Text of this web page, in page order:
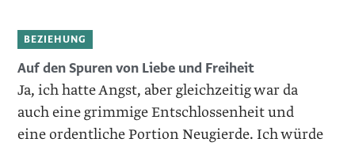
BEZIEHUNG
Auf den Spuren von Liebe und Freiheit
Ja, ich hatte Angst, aber gleichzeitig war da
auch eine grimmige Entschlossenheit und
eine ordentliche Portion Neugierde. Ich würde